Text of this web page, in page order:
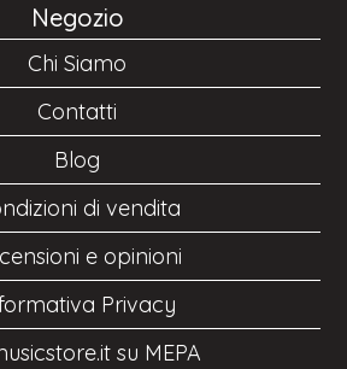
Negozio
Chi Siamo
Contatti
Blog
di vendita
e opinioni
Privacy
su MEPA